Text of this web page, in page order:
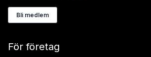
Bli medlem
För företag